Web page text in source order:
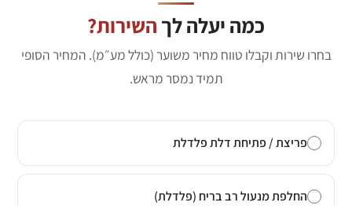
כמה יעלה לך השירות?
בחרו שירות וקבלו טווח מחיר משוער (כולל מע״מ). המחיר הסופי
תמיד נמסר מראש.
פריצת / פתיחת דלת פלדלת
החלפת מנעול רב בריח (פלדלת)